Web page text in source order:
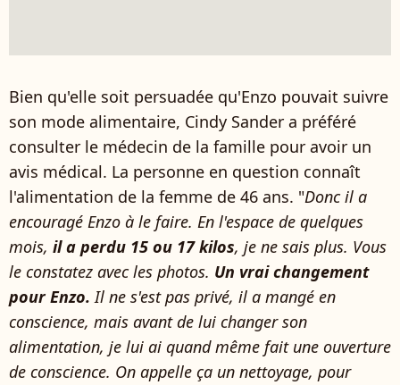
Bien qu'elle soit persuadée qu'Enzo pouvait suivre
son mode alimentaire, Cindy Sander a préféré
consulter le médecin de la famille pour avoir un
avis médical. La personne en question connaît
l'alimentation de la femme de 46 ans. "Donc il a
encouragé Enzo à le faire. En l'espace de quelques
mois, il a perdu 15 ou 17 kilos, je ne sais plus. Vous
le constatez avec les photos. Un vrai changement
pour Enzo. Il ne s'est pas privé, il a mangé en
conscience, mais avant de lui changer son
alimentation, je lui ai quand même fait une ouverture
de conscience. On appelle ça un nettoyage, pour